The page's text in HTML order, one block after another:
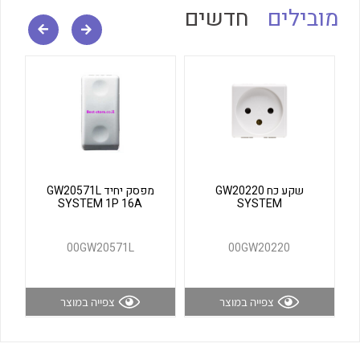
לכל מוצרי היצרן לכל מוצרי היצרן
לכל מוצרי היצרן לכל מוצרי היצרן
מובילים חדשים
שקע כח GW20220
SYSTEM
00GW20220
צפייה במוצר
מפסק יחיד GW20571L
SYSTEM 1P 16A
00GW20571L
צפייה במוצר